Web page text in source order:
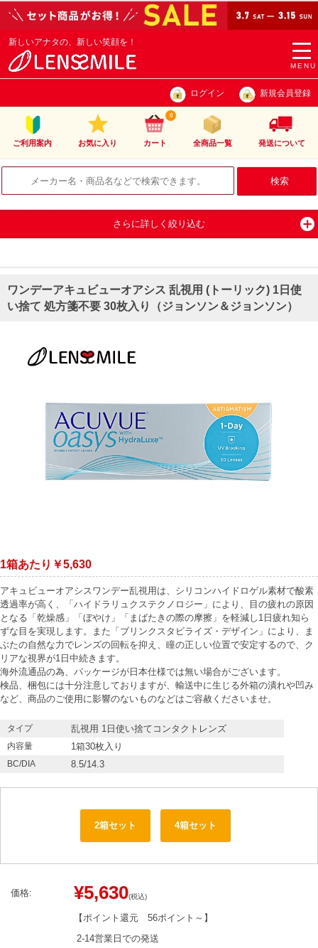
MENU
新しいアナタの、新しい笑顔を！
ログイン 新規会員登録
ご利用案内 お気に入り カート
0
全商品一覧 発送について
さらに詳しく絞り込む
ワンデーアキュビューオアシス 乱視用 (トーリック) 1日使
い捨て 処方箋不要 30枚入り（ジョンソン＆ジョンソン）
1箱あたり￥5,630
アキュビューオアシスワンデー乱視用は、シリコンハイドロゲル素材で酸素
透過率が高く、「ハイドラリュクステクノロジー」により、目の疲れの原因
となる「乾燥感」「ぼやけ」「まばたきの際の摩擦」を軽減し1日疲れ知ら
ずな目を実現します。また「ブリンクスタビライズ・デザイン」により、ま
ぶたの自然な力でレンズの回転を抑え、瞳の正しい位置で安定するので、ク
リアな視界が1日中続きます。
海外流通品の為、パッケージが日本仕様では無い場合がございます。
検品、梱包には十分注意しておりますが、輸送中に生じる外箱の潰れや凹み
など、商品のご使用に影響のないものなどはご容赦くださいませ。
タイプ 乱視用 1日使い捨てコンタクトレンズ
内容量 1箱30枚入り
BC/DIA 8.5/14.3
2箱セット 4箱セット
価格: ¥5,630(税込)
【ポイント還元 56ポイント～ 】
2-14営業日での発送